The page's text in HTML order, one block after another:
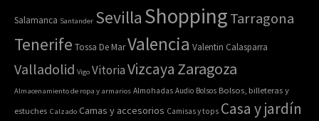
Salamanca Santander Sevilla ShoppingTarragona
Tenerife Tossa De MarValencia Valentin Calasparra
Valladolid Vigo VitoriaVizcaya Zaragoza
Almacenamiento de ropa y armarios Almohadas Audio Bolsos Bolsos, billeteras y
estuches Calzado Camas y accesorios Camisas y tops Casa y jardín